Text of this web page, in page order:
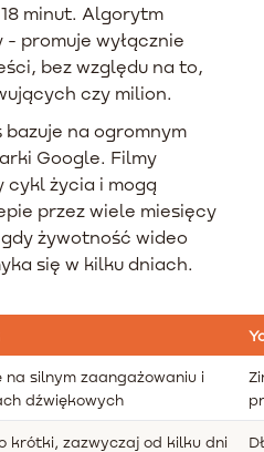
minut. Algorytm
promuje wyłącznie
bez względu na to,
czy milion.
bazuje na ogromnym
Google. Filmy
cykl życia i mogą
przez wiele miesięcy
żywotność wideo
się w kilku dniach.
na silnym zaangażowaniu i
dźwiękowych
krótki, zazwyczaj od kilku dni